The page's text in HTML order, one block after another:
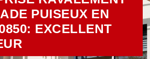
PUISEUX EN
EXCELLENT